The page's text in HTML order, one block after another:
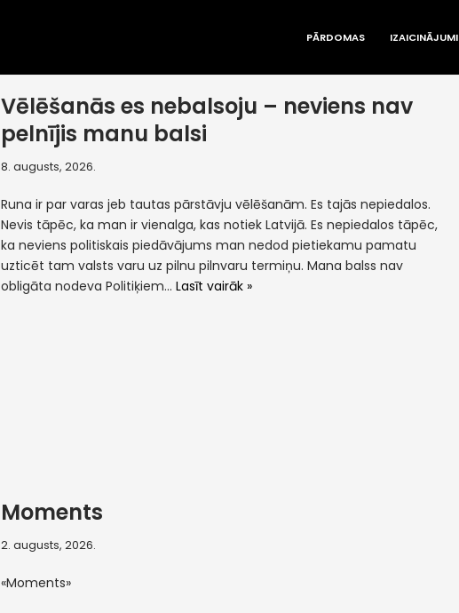
PĀRDOMAS IZAICINĀJUMI
Vēlēšanās es nebalsoju – neviens nav
pelnījis manu balsi
8. augusts, 2026.
Runa ir par varas jeb tautas pārstāvju vēlēšanām. Es tajās nepiedalos.
Nevis tāpēc, ka man ir vienalga, kas notiek Latvijā. Es nepiedalos tāpēc,
ka neviens politiskais piedāvājums man nedod pietiekamu pamatu
uzticēt tam valsts varu uz pilnu pilnvaru termiņu. Mana balss nav
obligāta nodeva Politiķiem…Lasīt vairāk »
Moments
2. augusts, 2026.
«Moments»